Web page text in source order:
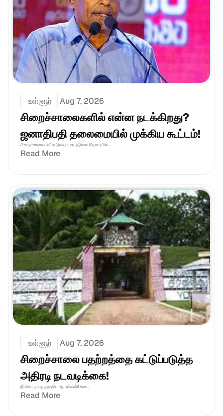
உள்ளூர் Aug 7, 2026
சிறைச்சாலைகளில் என்ன நடக்கிறது?
ஜனாதிபதி தலைமையில் முக்கிய கூட்டம்!
சிறைச்சாலைகளில் நிலவும் சூழ்நிலை தொடர்பில்...
Read More
உள்ளூர் Aug 7, 2026
சிறைச்சாலை பதற்றத்தை கட்டுப்படுத்த
அதிரடி நடவடிக்கை!
நீர்கொழும்பு, தளுபொத, பல்லன்சேன...
Read More